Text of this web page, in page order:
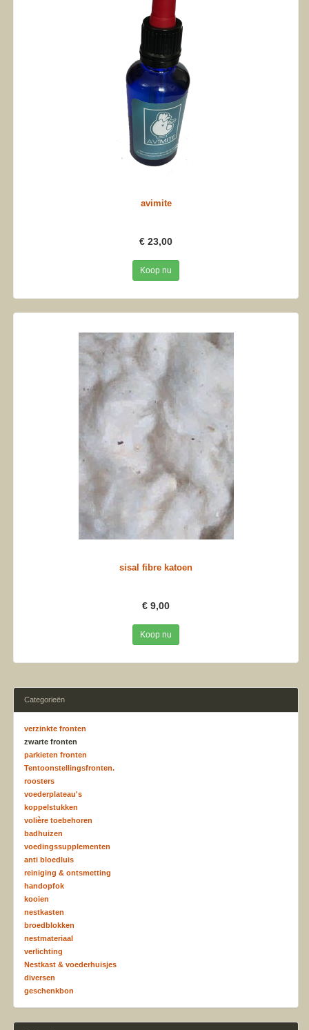
avimite
€ 23,00
Koop nu
sisal fibre katoen
€ 9,00
Koop nu
Categorieën
verzinkte fronten
zwarte fronten
parkieten fronten
Tentoonstellingsfronten.
roosters
voederplateau's
koppelstukken
volière toebehoren
badhuizen
voedingssupplementen
anti bloedluis
reiniging & ontsmetting
handopfok
kooien
nestkasten
broedblokken
nestmateriaal
verlichting
Nestkast & voederhuisjes
diversen
geschenkbon